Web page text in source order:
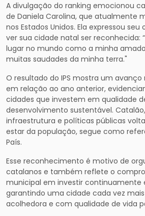
A divulgação do ranking emocionou
de Daniela Carolina, que atualmente
nos Estados Unidos. Ela expressou
ver sua cidade natal ser reconhecida:
lugar no mundo como a minha
muitas saudades da minha terra."
O resultado do IPS mostra um avanço
em relação ao ano anterior,
cidades que investem em qualidade
desenvolvimento sustentável.
infraestrutura e políticas públicas
estar da população, segue como
País.
Esse reconhecimento é motivo de
catalanos e também reflete o
municipal em investir continuamente
garantindo uma cidade cada vez
acolhedora e com qualidade de vida